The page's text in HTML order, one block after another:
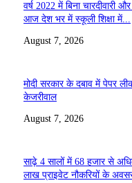
वर्ष 2022 में बिना चारदीवारी
आज देश भर में स्कूली शिक्षा में...
August 7, 2026
मोदी सरकार के दबाव में पेपर
केजरीवाल
August 7, 2026
साढ़े 4 सालों में 68 हजार से
लाख प्राइवेट नौकरियों के